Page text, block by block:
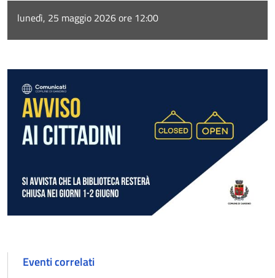
lunedì, 25 maggio 2026 ore 12:00
Eventi correlati